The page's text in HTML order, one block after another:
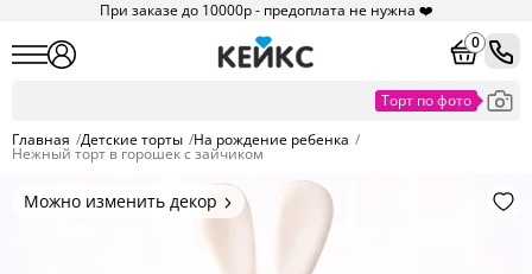
При заказе до 10000р - предоплата не нужна ❤️
0
Главная /Детские торты /На рождение ребенка /
Нежный торт в горошек с зайчиком
Можно изменить декор
Цвет покрытия, надписи,